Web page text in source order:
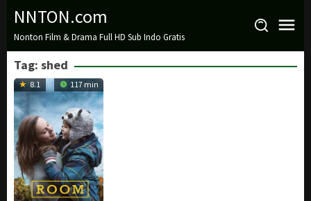
Loncat
konten
NNTON.com
Nonton Film & Drama Full HD Sub Indo Gratis
Tag: shed
8.1 117 min